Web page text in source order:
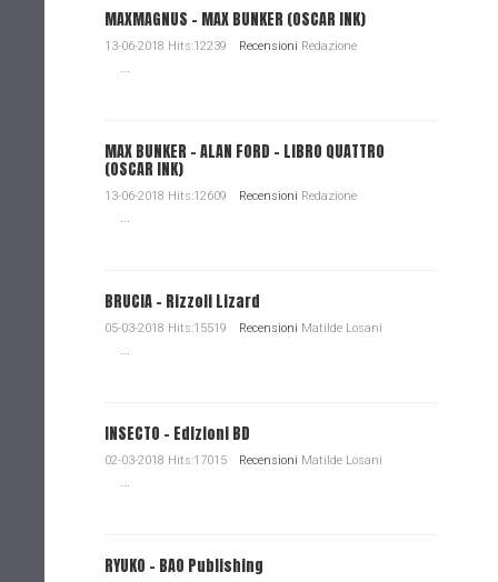
MAXMAGNUS – MAX BUNKER (OSCAR INK)
13-06-2018 Hits:12239 Recensioni Redazione
MAX BUNKER – ALAN FORD – LIBRO QUATTRO
(OSCAR INK)
13-06-2018 Hits:12609 Recensioni Redazione
BRUCIA - Rizzoli Lizard
05-03-2018 Hits:15519 Recensioni Matilde Losani
INSECTO - Edizioni BD
02-03-2018 Hits:17015 Recensioni Matilde Losani
RYUKO - BAO Publishing